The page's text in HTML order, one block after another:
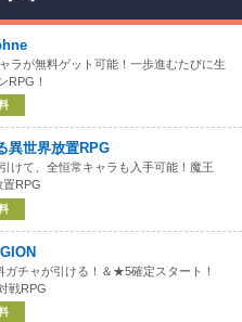
ラが無料ゲット可能！一歩進むたびに生
RPG！
異世界放置RPG
けて、全恒常キャラも入手可能！魔王
置RPG
ガチャが引ける！＆★5確定スタート！
戦RPG